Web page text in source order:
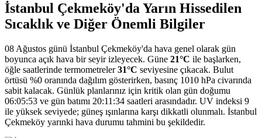
İstanbul Çekmeköy'da Yarın Hissedilen
Sıcaklık ve Diğer Önemli Bilgiler
08 Ağustos günü İstanbul Çekmeköy'da hava genel olarak gün
boyunca açık hava bir seyir izleyecek. Güne 21°C ile başlarken,
öğle saatlerinde termometreler31°C seviyesine çıkacak. Bulut
örtüsü %0 oranında dağılım gösterirken, basınç 1010 hPa civarında
sabit kalacak. Günlük planlarınız için kritik olan gün doğumu
06:05:53 ve gün batımı 20:11:34 saatleri arasındadır. UV indeksi 9
ile yüksek seviyede; güneş ışınlarına karşı dikkatli olunmalı. İstanbul
Çekmeköy yarınki hava durumu tahmini bu şekildedir.